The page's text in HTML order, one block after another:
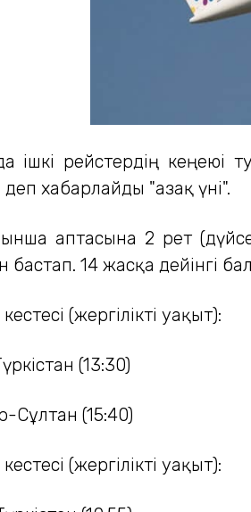
ішкі рейстердің
хабарлайды "Қазақ үні".
аптасына 2 рет
бастап. 14 жасқа дейінгі
(жергілікті уақыт):
(13:30)
Сұлтан (15:40)
(жергілікті уақыт):